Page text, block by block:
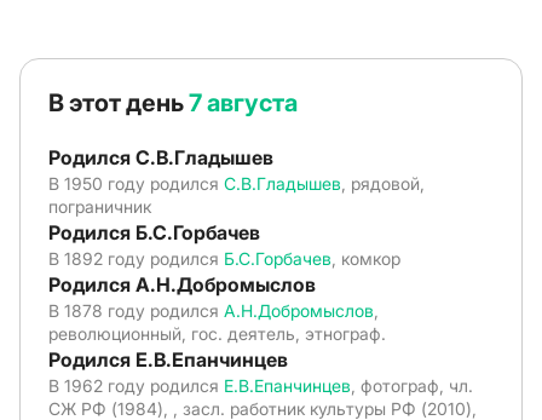
В этот день7 августа
Родился С.В.Гладышев
В 1950 году родился С.В.Гладышев , рядовой,
пограничник
Родился Б.С.Горбачев
В 1892 году родился Б.С.Горбачев , комкор
Родился А.Н.Добромыслов
В 1878 году родился А.Н.Добромыслов
революционный, гос. деятель, этнограф.
Родился Е.В.Епанчинцев
В 1962 году родился Е.В.Епанчинцев , фотограф, чл.
СЖ РФ (1984), , засл. работник культуры РФ (2010),